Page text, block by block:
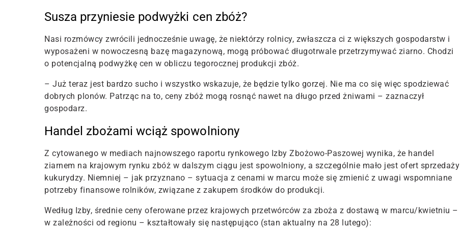
Susza przyniesie podwyżki cen zbóż?
Nasi rozmówcy zwrócili jednocześnie uwagę, że niektórzy rolnicy, zwłaszcza ci z większych gospodarstw i
wyposażeni w nowoczesną bazę magazynową, mogą próbować długotrwale przetrzymywać ziarno. Chodzi
o potencjalną podwyżkę cen w obliczu tegorocznej produkcji zbóż.
– Już teraz jest bardzo sucho i wszystko wskazuje, że będzie tylko gorzej. Nie ma co się więc spodziewać
dobrych plonów. Patrząc na to, ceny zbóż mogą rosnąć nawet na długo przed żniwami – zaznaczył
gospodarz.
Handel zbożami wciąż spowolniony
Z cytowanego w mediach najnowszego raportu rynkowego Izby Zbożowo-Paszowej wynika, że handel
ziarnem na krajowym rynku zbóż w dalszym ciągu jest spowolniony, a szczególnie mało jest ofert sprzedaży
kukurydzy. Niemniej – jak przyznano – sytuacja z cenami w marcu może się zmienić z uwagi wspomniane
potrzeby finansowe rolników, związane z zakupem środków do produkcji.
Według Izby, średnie ceny oferowane przez krajowych przetwórców za zboża z dostawą w marcu/kwietniu –
w zależności od regionu – kształtowały się następująco (stan aktualny na 28 lutego):